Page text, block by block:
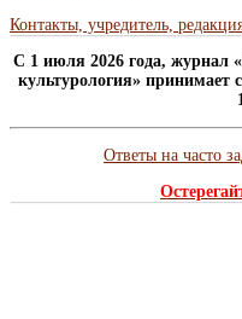
Контакты, учредитель,
C 1 июля 2026 года, журнал
культурология»
Ответы на часто